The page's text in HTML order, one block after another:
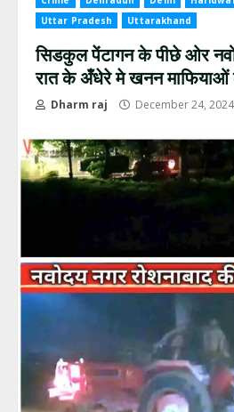
Uttar Pradesh
Uttarakhand
सिडकुल पेंटागन के पीछे ओर
रात के अँधेरे मे खनन माफियाओं
Dharm raj December 24, 2024